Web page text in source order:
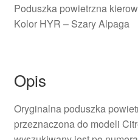
Poduszka powietrzna
Kolor HYR – Szary Alpaga
Opis
Oryginalna poduszka
przeznaczona do modeli